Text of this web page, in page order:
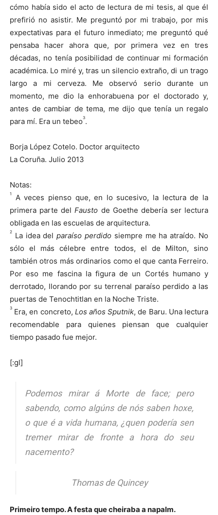
cómo había sido el acto de lectura de mi tesis, al que él
prefirió no asistir. Me preguntó por mi trabajo, por mis
expectativas para el futuro inmediato; me preguntó qué
pensaba hacer ahora que, por primera vez en tres
décadas, no tenía posibilidad de continuar mi formación
académica. Lo miré y, tras un silencio extraño, di un trago
largo a mi cerveza. Me observó serio durante un
momento, me dio la enhorabuena por el doctorado y,
antes de cambiar de tema, me dijo que tenía un regalo
para mí. Era un tebeo3.
Borja López Cotelo. Doctor arquitecto
La Coruña. Julio 2013
Notas:
1
A veces pienso que, en lo sucesivo, la lectura de la
primera parte delFausto de Goethe debería ser lectura
obligada en las escuelas de arquitectura.
2 La idea delparaíso perdido siempre me ha atraído. No
sólo el más célebre entre todos, el de Milton, sino
también otros más ordinarios como el que canta Ferreiro.
Por eso me fascina la figura de un Cortés humano y
derrotado, llorando por su terrenal paraíso perdido a las
puertas de Tenochtitlan en la Noche Triste.
3 Era, en concreto, Los años Sputnik, de Baru. Una lectura
recomendable para quienes piensan que cualquier
tiempo pasado fue mejor.
[:gl]
Podemos mirar á Morte de face; pero
sabendo, como algúns de nós saben hoxe,
o que é a vida humana, ¿quen podería sen
tremer mirar de fronte a hora do seu
nacemento?
Thomas de Quincey
Primeiro tempo. A festa que cheiraba a napalm.